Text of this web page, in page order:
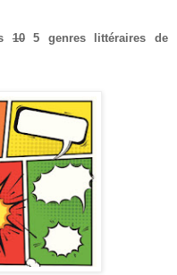
105 genres littéraires de